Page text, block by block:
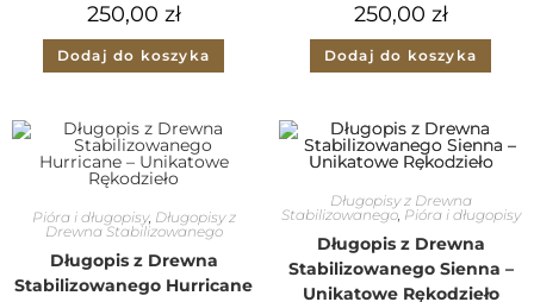
250,00 zł
Dodaj do koszyka
250,00 zł
Dodaj do koszyka
Pióra i długopisy, Długopisy z
Drewna Stabilizowanego
Długopis z Drewna
Stabilizowanego Hurricane
Długopisy z Drewna
Stabilizowanego, Pióra i długopisy
Długopis z Drewna
Stabilizowanego Sienna –
Unikatowe Rękodzieło